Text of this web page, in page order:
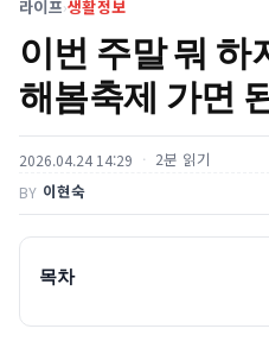
라이프›생활정보
이번 주말 뭐
해봄축제 가면
2026.04.24 14:29 2분 읽기
BY 이현숙
목차